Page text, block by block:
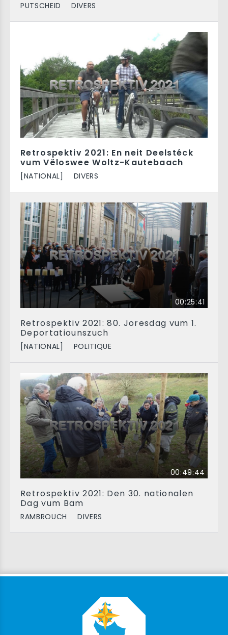
PUTSCHEID DIVERS
Retrospektiv 2021: En neit Deelstéck
vum Vëloswee Woltz-Kautebaach
[NATIONAL] DIVERS
00:25:41
Retrospektiv 2021: 80. Joresdag vum 1.
Deportatiounszuch
[NATIONAL] POLITIQUE
00:49:44
Retrospektiv 2021: Den 30. nationalen
Dag vum Bam
RAMBROUCH DIVERS